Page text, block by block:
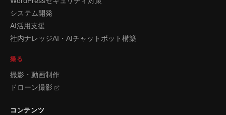
システム開発
AI活用支援
社内ナレッジAI・AIチャットボット構築
撮る
撮影・動画制作
ドローン撮影
コンテンツ